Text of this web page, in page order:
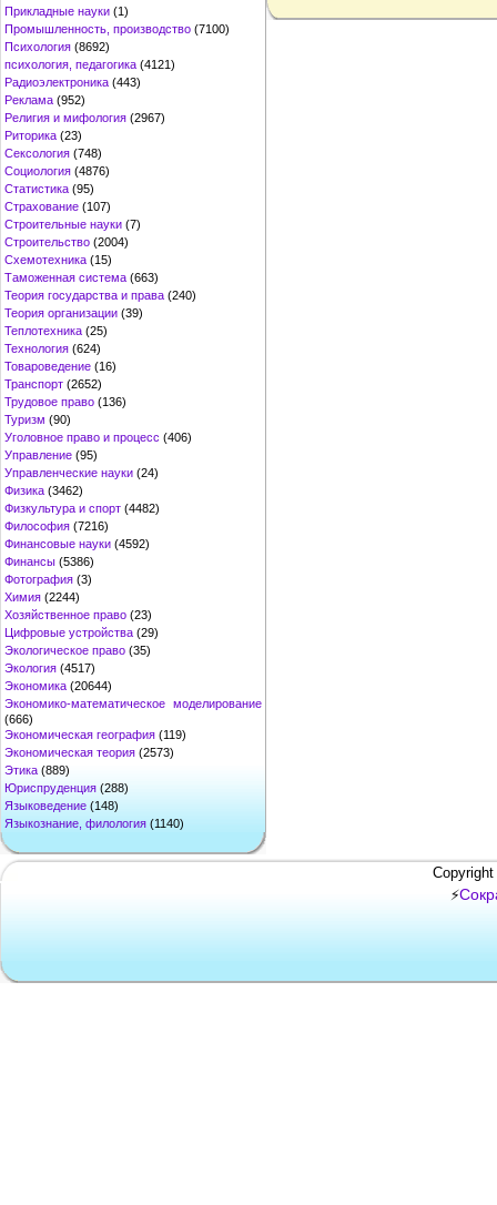
Прикладные науки (1)
Промышленность, производство (7100)
Психология (8692)
психология, педагогика (4121)
Радиоэлектроника (443)
Реклама (952)
Религия и мифология (2967)
Риторика (23)
Сексология (748)
Социология (4876)
Статистика (95)
Страхование (107)
Строительные науки (7)
Строительство (2004)
Схемотехника (15)
Таможенная система (663)
Теория государства и права (240)
Теория организации (39)
Теплотехника (25)
Технология (624)
Товароведение (16)
Транспорт (2652)
Трудовое право (136)
Туризм (90)
Уголовное право и процесс (406)
Управление (95)
Управленческие науки (24)
Физика (3462)
Физкультура и спорт (4482)
Философия (7216)
Финансовые науки (4592)
Финансы (5386)
Фотография (3)
Химия (2244)
Хозяйственное право (23)
Цифровые устройства (29)
Экологическое право (35)
Экология (4517)
Экономика (20644)
Экономико-математическое моделирование
(666)
Экономическая география (119)
Экономическая теория (2573)
Этика (889)
Юриспруденция (288)
Языковедение (148)
Языкознание, филология (1140)
⚡